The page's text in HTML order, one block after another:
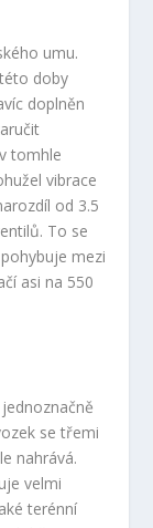
umu.
doby
doplněn
tomhle
vibrace
od 3.5
To se
mezi
asi na 550
se třemi
nahrává.
velmi
terénní